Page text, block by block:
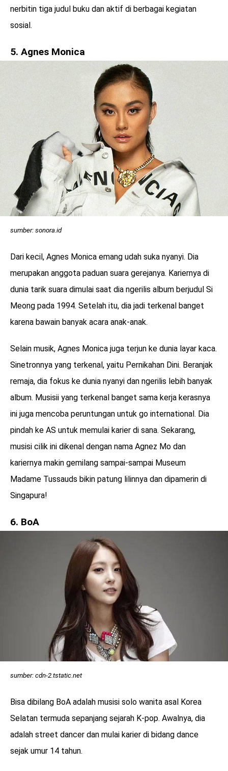
nerbitin tiga judul buku dan aktif di berbagai kegiatan
sosial.
5. Agnes Monica
sumber: sonora.id
Dari kecil, Agnes Monica emang udah suka nyanyi. Dia
merupakan anggota paduan suara gerejanya. Kariernya di
dunia tarik suara dimulai saat dia ngerilis album berjudul Si
Meong pada 1994. Setelah itu, dia jadi terkenal banget
karena bawain banyak acara anak-anak.
Selain musik, Agnes Monica juga terjun ke dunia layar kaca.
Sinetronnya yang terkenal, yaitu Pernikahan Dini. Beranjak
remaja, dia fokus ke dunia nyanyi dan ngerilis lebih banyak
album. Musisii yang terkenal banget sama kerja kerasnya
ini juga mencoba peruntungan untuk go international. Dia
pindah ke AS untuk memulai karier di sana. Sekarang,
musisi cilik ini dikenal dengan nama Agnez Mo dan
kariernya makin gemilang sampai-sampai Museum
Madame Tussauds bikin patung lilinnya dan dipamerin di
Singapura!
6. BoA
sumber: cdn-2.tstatic.net
Bisa dibilang BoA adalah musisi solo wanita asal Korea
Selatan termuda sepanjang sejarah K-pop. Awalnya, dia
adalah street dancer dan mulai karier di bidang dance
sejak umur 14 tahun.